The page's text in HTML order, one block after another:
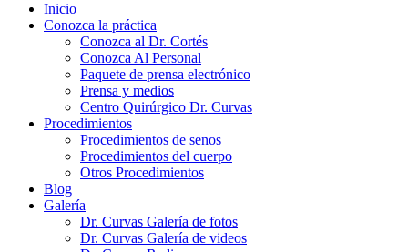
Inicio
Conozca la práctica
Conozca al Dr. Cortés
Conozca Al Personal
Paquete de prensa electrónico
Prensa y medios
Centro Quirúrgico Dr. Curvas
Procedimientos
Procedimientos de senos
Procedimientos del cuerpo
Otros Procedimientos
Blog
Galería
Dr. Curvas Galería de fotos
Dr. Curvas Galería de videos